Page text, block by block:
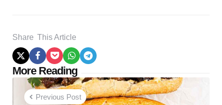
Share This Article
More Reading
Post
navigation
Previous Post